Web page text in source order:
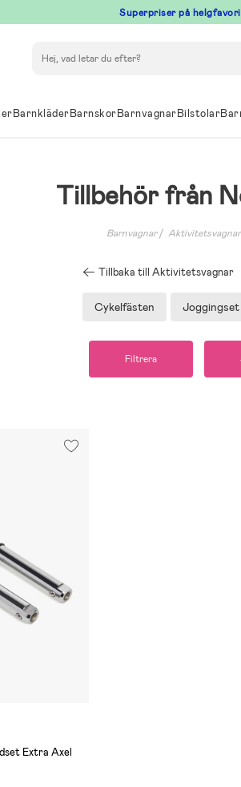
Superpriser på
BarnkläderBarnskorBarnvagnarBilstolar
Tillbehör från
Barnvagnar Aktivitetsvagnar
Tillbaka till Aktivitetsvagnar
Cykelfästen Joggingset
Filtrera
Extra Axel